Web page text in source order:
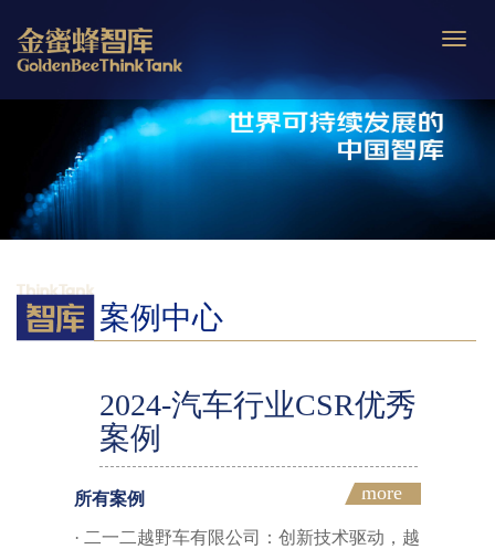
Toggle
案例中心
2024-汽车行业CSR优秀
案例
所有案例 more
二一二越野车有限公司：创新技术驱动，越